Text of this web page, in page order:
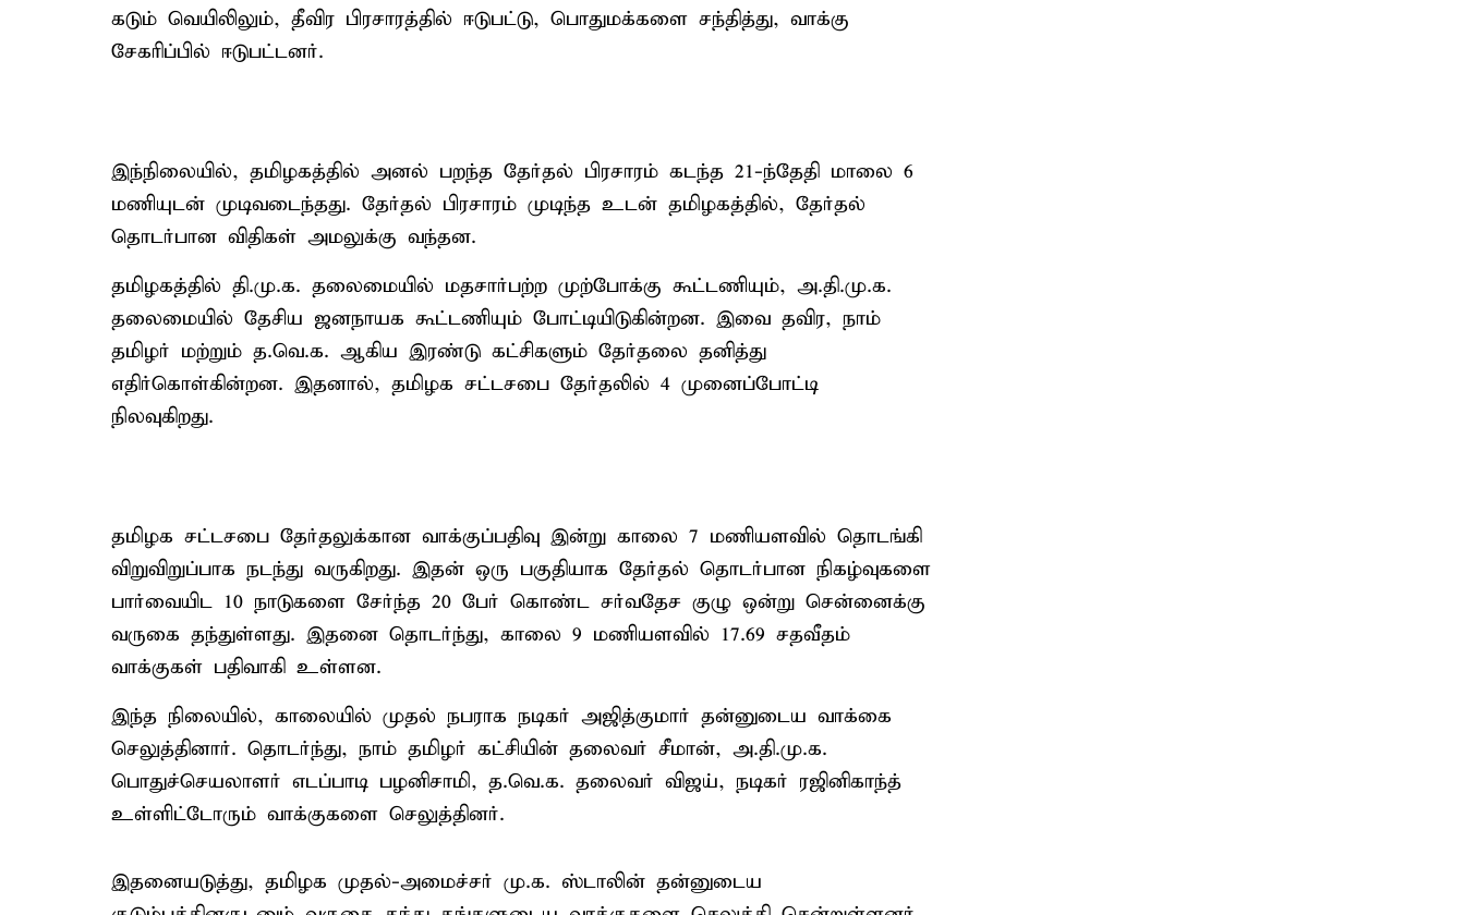
கடும் வெயிலிலும், தீவிர பிரசாரத்தில் ஈடுபட்டு, பொதுமக்களை சந்தித்து, வாக்கு
சேகரிப்பில் ஈடுபட்டனர்.
இந்நிலையில், தமிழகத்தில் அனல் பறந்த தேர்தல் பிரசாரம் கடந்த 21-ந்தேதி மாலை 6
மணியுடன் முடிவடைந்தது. தேர்தல் பிரசாரம் முடிந்த உடன் தமிழகத்தில், தேர்தல்
தொடர்பான விதிகள் அமலுக்கு வந்தன.
தமிழகத்தில் தி.மு.க. தலைமையில் மதசார்பற்ற முற்போக்கு கூட்டணியும், அ.தி.மு.க.
தலைமையில் தேசிய ஜனநாயக கூட்டணியும் போட்டியிடுகின்றன. இவை தவிர, நாம்
தமிழர் மற்றும் த.வெ.க. ஆகிய இரண்டு கட்சிகளும் தேர்தலை தனித்து
எதிர்கொள்கின்றன. இதனால், தமிழக சட்டசபை தேர்தலில் 4 முனைப்போட்டி
நிலவுகிறது.
தமிழக சட்டசபை தேர்தலுக்கான வாக்குப்பதிவு இன்று காலை 7 மணியளவில் தொடங்கி
விறுவிறுப்பாக நடந்து வருகிறது. இதன் ஒரு பகுதியாக தேர்தல் தொடர்பான நிகழ்வுகளை
பார்வையிட 10 நாடுகளை சேர்ந்த 20 பேர் கொண்ட சர்வதேச குழு ஒன்று சென்னைக்கு
வருகை தந்துள்ளது. இதனை தொடர்ந்து, காலை 9 மணியளவில் 17.69 சதவீதம்
வாக்குகள் பதிவாகி உள்ளன.
இந்த நிலையில், காலையில் முதல் நபராக நடிகர் அஜித்குமார் தன்னுடைய வாக்கை
செலுத்தினார். தொடர்ந்து, நாம் தமிழர் கட்சியின் தலைவர் சீமான், அ.தி.மு.க.
பொதுச்செயலாளர் எடப்பாடி பழனிசாமி, த.வெ.க. தலைவர் விஜய், நடிகர் ரஜினிகாந்த்
உள்ளிட்டோரும் வாக்குகளை செலுத்தினர்.
இதனையடுத்து, தமிழக முதல்-அமைச்சர் மு.க. ஸ்டாலின் தன்னுடைய